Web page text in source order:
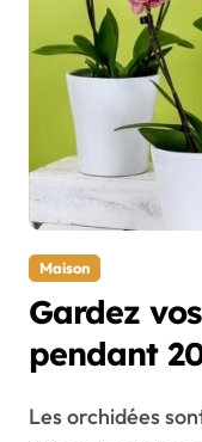
Maison
Gardez
pendant
Les orchidées sont prisées pour leurs fleurs